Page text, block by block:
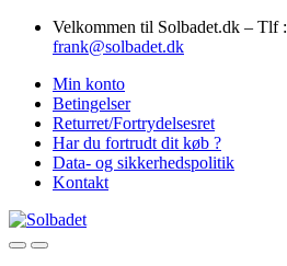
Skip
Skip
Velkommen til Solbadet.dk – Tlf :
frank@solbadet.dk
Min konto
Betingelser
Returret/Fortrydelsesret
Har du fortrudt dit køb ?
Data- og sikkerhedspolitik
Kontakt
OpenClose